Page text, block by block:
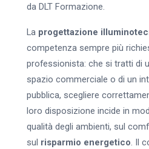
da DLT Formazione.
La progettazione
competenza sempre più
professionista: che si tratti di
spazio commerciale o di un
pubblica, scegliere
loro disposizione incide in
qualità degli ambienti, sul
sul risparmio energetico . Il